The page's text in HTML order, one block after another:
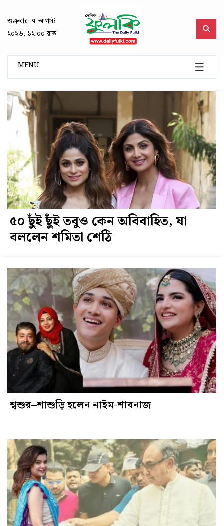
শুক্রবার, ৭ আগস্ট
২০২৬, ১২:০০ রাত
MENU
৫০ ছুঁই ছুঁই তবুও কেন অবিবাহিত, যা
বললেন শমিতা শেঠি
শ্বশুর–শাশুড়ি হলেন নাইম-শাবনাজ